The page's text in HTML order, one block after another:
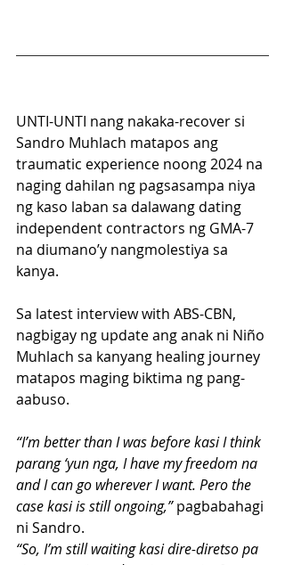
UNTI-UNTI nang nakaka-recover si
Sandro Muhlach matapos ang
traumatic experience noong 2024 na
naging dahilan ng pagsasampa niya
ng kaso laban sa dalawang dating
independent contractors ng GMA-7
na diumano’y nangmolestiya sa
kanya.
Sa latest interview with ABS-CBN,
nagbigay ng update ang anak ni Niño
Muhlach sa kanyang healing journey
matapos maging biktima ng pang-
aabuso.
“I’m better than I was before kasi I think
parang ‘yun nga, I have my freedom na
and I can go wherever I want. Pero the
case kasi is still ongoing,” pagbabahagi
ni Sandro.
“So, I’m still waiting kasi dire-diretso pa